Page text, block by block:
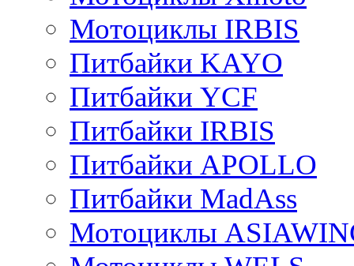
Мотоциклы IRBIS
Питбайки KAYO
Питбайки YCF
Питбайки IRBIS
Питбайки APOLLO
Питбайки MadAss
Мотоциклы